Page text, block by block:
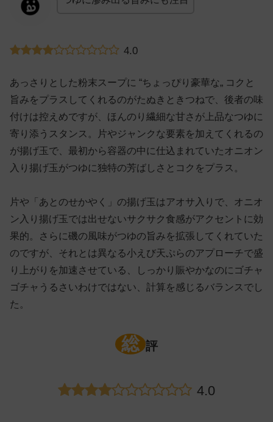
4.0
あっさりとした粉末スープに “ちょっぴり豪華な„ コクと
旨みをプラスしてくれるのがたぬきときつねで、後者の味
付けは控えめですが、ほんのり繊細な甘さが上品なつゆに
寄り添うスタンス。片やジャンクな要素を加えてくれるの
が揚げ玉で、最初から容器の中に仕込まれていたオニオン
入り揚げ玉がつゆに独特の芳ばしさとコクをプラス。
片や「あとのせかやく」の揚げ玉はアオサ入りで、オニオ
ン入り揚げ玉では出せないサクサク食感がアクセントに効
果的。さらに磯の風味がつゆの旨みを拡張してくれていた
のですが、それとは異なる小えび天ぷらのアプローチで盛
り上がりを加速させている、しっかり賑やかなのにゴチャ
ゴチャうるさいわけではない、計算を感じるバランスでし
た。
総 評
4.0